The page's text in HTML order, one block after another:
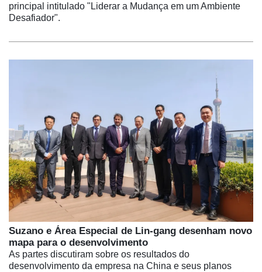
principal intitulado "Liderar a Mudança em um Ambiente
Desafiador".
Suzano e Área Especial de Lin-gang desenham novo
mapa para o desenvolvimento
As partes discutiram sobre os resultados do
desenvolvimento da empresa na China e seus planos